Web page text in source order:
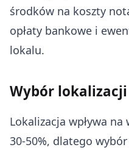
środków na koszty
opłaty bankowe i
lokalu.
Wybór lokalizacji
Lokalizacja wpływa
30-50%, dlatego